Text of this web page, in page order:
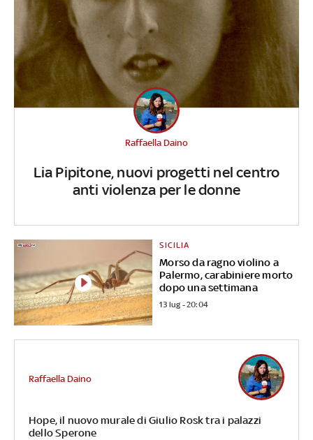
Lia Pipitone, nuovi progetti nel centro
anti violenza per le donne
Raffaella Daino
Morso da ragno violino a
Palermo, carabiniere morto
dopo una settimana
SICILIA
13 lug - 20:04
Hope, il nuovo murale di Giulio Rosk tra i palazzi
dello Sperone
Raffaella Daino